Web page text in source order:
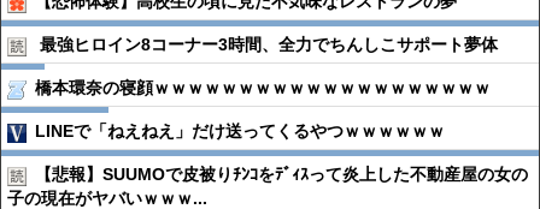
最強ヒロイン8コーナー3時間、全力でちんしこサポート夢体
橋本環奈の寝顔ｗｗｗｗｗｗｗｗｗｗｗｗｗｗｗｗｗｗｗｗ
LINEで「ねえねえ」だけ送ってくるやつｗｗｗｗｗｗ
【悲報】SUUMOで皮被りﾁﾝｺをﾃﾞｨｽって炎上した不動産屋の女の
子の現在がヤバいｗｗｗ...